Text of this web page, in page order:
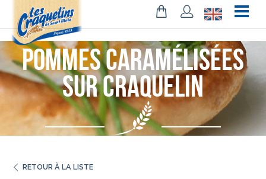
!-- Facebook Pixel Code -->
Pommes caramélisées
sur craquelin
RETOUR À LA LISTE